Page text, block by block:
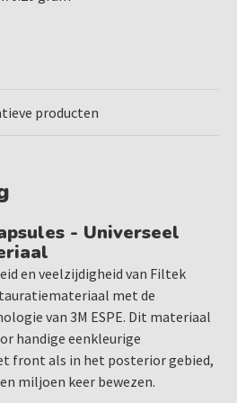
82% van het gewicht (60% in
te detecteren op röntgenfoto's
B0.5, C4 en UD worden
in zowel spuiten als
Bewezen prestaties en
voor zowel anterieure als
producten
- Universeel
en veelzijdigheid van Filtek
met de
van 3M ESPE. Dit materiaal
handige eenkleurige
front als in het posterior gebied,
miljoen keer bewezen.